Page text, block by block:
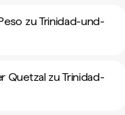
zu Trinidad-und-
Quetzal zu Trinidad-